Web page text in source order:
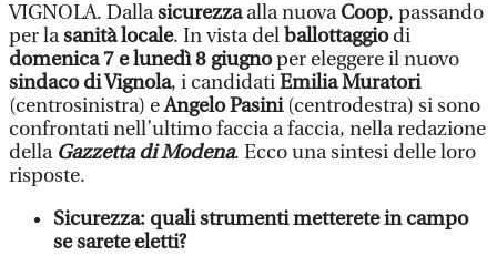
VIGNOLA. Dallasicurezzaalla nuovaCoop, passando
per lasanità locale. In vista del ballottaggiodi
domenica 7 e lunedì 8 giugnoper eleggere il nuovo
sindaco di Vignola, i candidatiEmilia Muratori
(centrosinistra) eAngelo Pasini(centrodestra) si sono
confrontati nell’ultimo faccia a faccia, nella redazione
della Gazzetta di Modena. Ecco una sintesi delle loro
risposte.
Sicurezza: quali strumenti metterete in campo
se sarete eletti?